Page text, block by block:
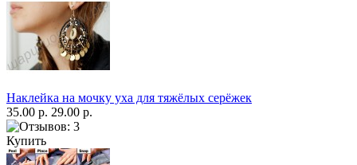
Наклейка на мочку уха для тяжёлых серёжек
35.00 р. 29.00 р.
Купить